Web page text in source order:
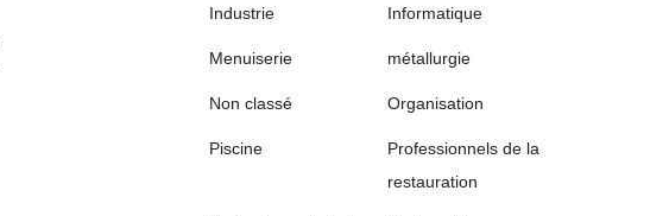
Industrie Informatique
Menuiserie métallurgie
Non classé Organisation
Piscine
Professionnels de la
restauration